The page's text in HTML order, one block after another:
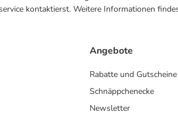
kontaktierst. Weitere Informationen
Angebote
Rabatte und Gutscheine
Schnäppchenecke
Newsletter